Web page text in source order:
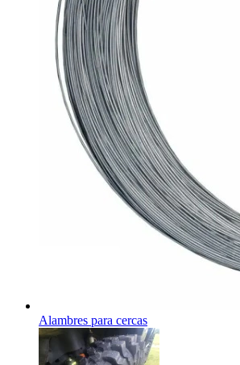
Alambres para cercas